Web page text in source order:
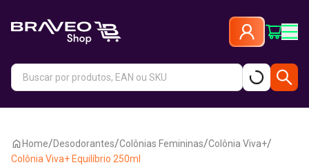
Home/Desodorantes/Colônias Femininas/Colônia Viva+/
Colônia Viva+ Equilíbrio 250ml